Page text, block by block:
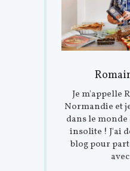
Je m'appelle
Normandie et
dans le
insolite ! J'ai
blog pour